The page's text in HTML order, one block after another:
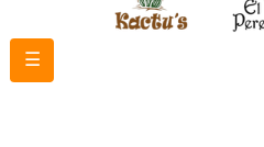
Navegación
de
☰